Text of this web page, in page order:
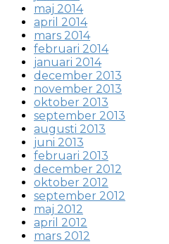
maj 2014
april 2014
mars 2014
februari 2014
januari 2014
december 2013
november 2013
oktober 2013
september 2013
augusti 2013
juni 2013
februari 2013
december 2012
oktober 2012
september 2012
maj 2012
april 2012
mars 2012